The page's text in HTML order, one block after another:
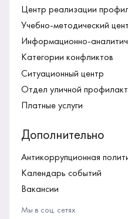
Центр реализации
Учебно-методический
Информационно-
Категории конфликтов
Ситуационный центр
Отдел уличной
Платные услуги
Дополнительно
Антикоррупционная
Календарь событий
Вакансии
Мы в соц. сетях